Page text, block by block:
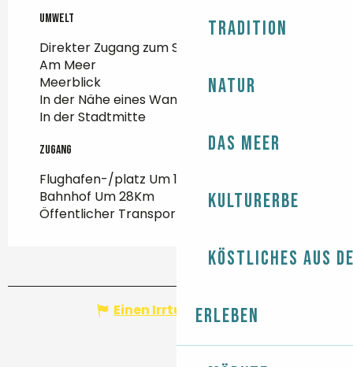
Tradition
Natur
Das Meer
Kulturerbe
Köstliches aus
Erleben
Umwelt
Umwelt
Direkter Zugang zum Strand
Am Meer
Meerblick
In der Nähe eines Wanderwegs
In der Stadtmitte
Zugang
Zugang
Flughafen-/platz Um 104Km
Bahnhof Um 28Km
Öffentlicher Transport Um 200m
Einen Irrtum angeben